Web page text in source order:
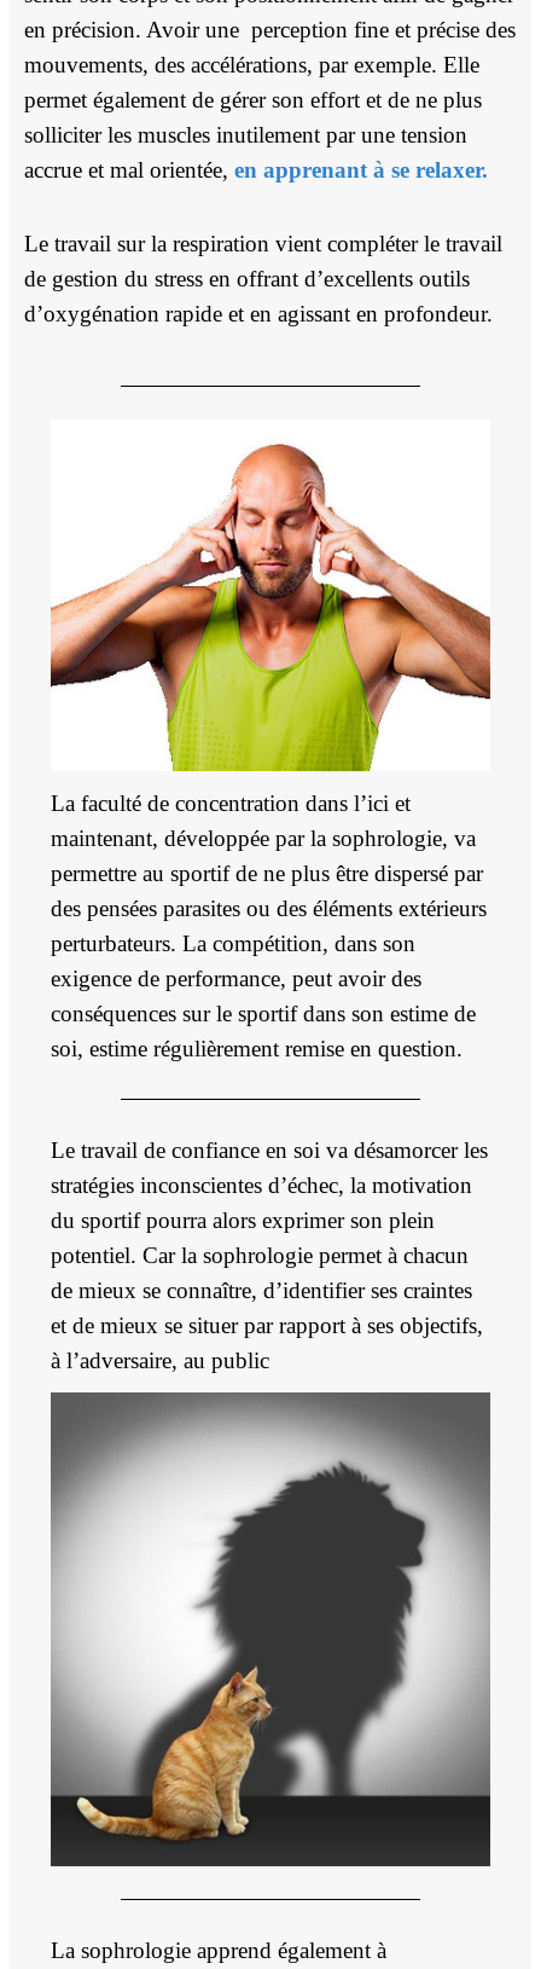
en précision. Avoir une perception fine et précise des
mouvements, des accélérations, par exemple. Elle
permet également de gérer son effort et de ne plus
solliciter les muscles inutilement par une tension
accrue et mal orientée, en apprenant à se relaxer.
Le travail sur la respiration vient compléter le travail
de gestion du stress en offrant d’excellents outils
d’oxygénation rapide et en agissant en profondeur.
La faculté de concentration dans l’ici et
maintenant, développée par la sophrologie, va
permettre au sportif de ne plus être dispersé par
des pensées parasites ou des éléments extérieurs
perturbateurs. La compétition, dans son
exigence de performance, peut avoir des
conséquences sur le sportif dans son estime de
soi, estime régulièrement remise en question.
Le travail de confiance en soi va désamorcer les
stratégies inconscientes d’échec, la motivation
du sportifpourra alors exprimer son plein
potentiel. Car la sophrologie permet à chacun
de mieux se connaître, d’identifier ses craintes
et de mieux se situer par rapport à ses objectifs,
à l’adversaire, au public
La sophrologie apprend également à